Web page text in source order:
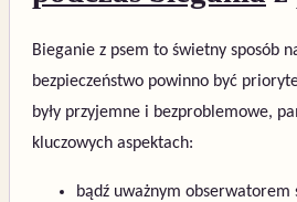
Bieganie z psem to świetny sposób
bezpieczeństwo powinno być
były przyjemne i bezproblemowe,
kluczowych aspektach:
bądź uważnym obserwatorem